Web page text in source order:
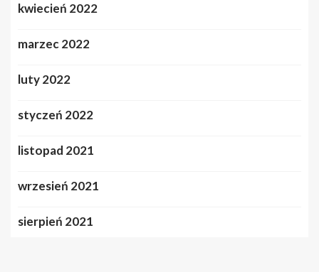
kwiecień 2022
marzec 2022
luty 2022
styczeń 2022
listopad 2021
wrzesień 2021
sierpień 2021